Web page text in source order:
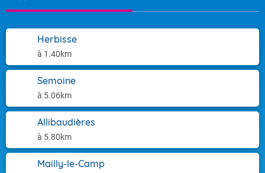
Herbisse
à 1.40km
Semoine
à 5.06km
Allibaudières
à 5.80km
Mailly-le-Camp